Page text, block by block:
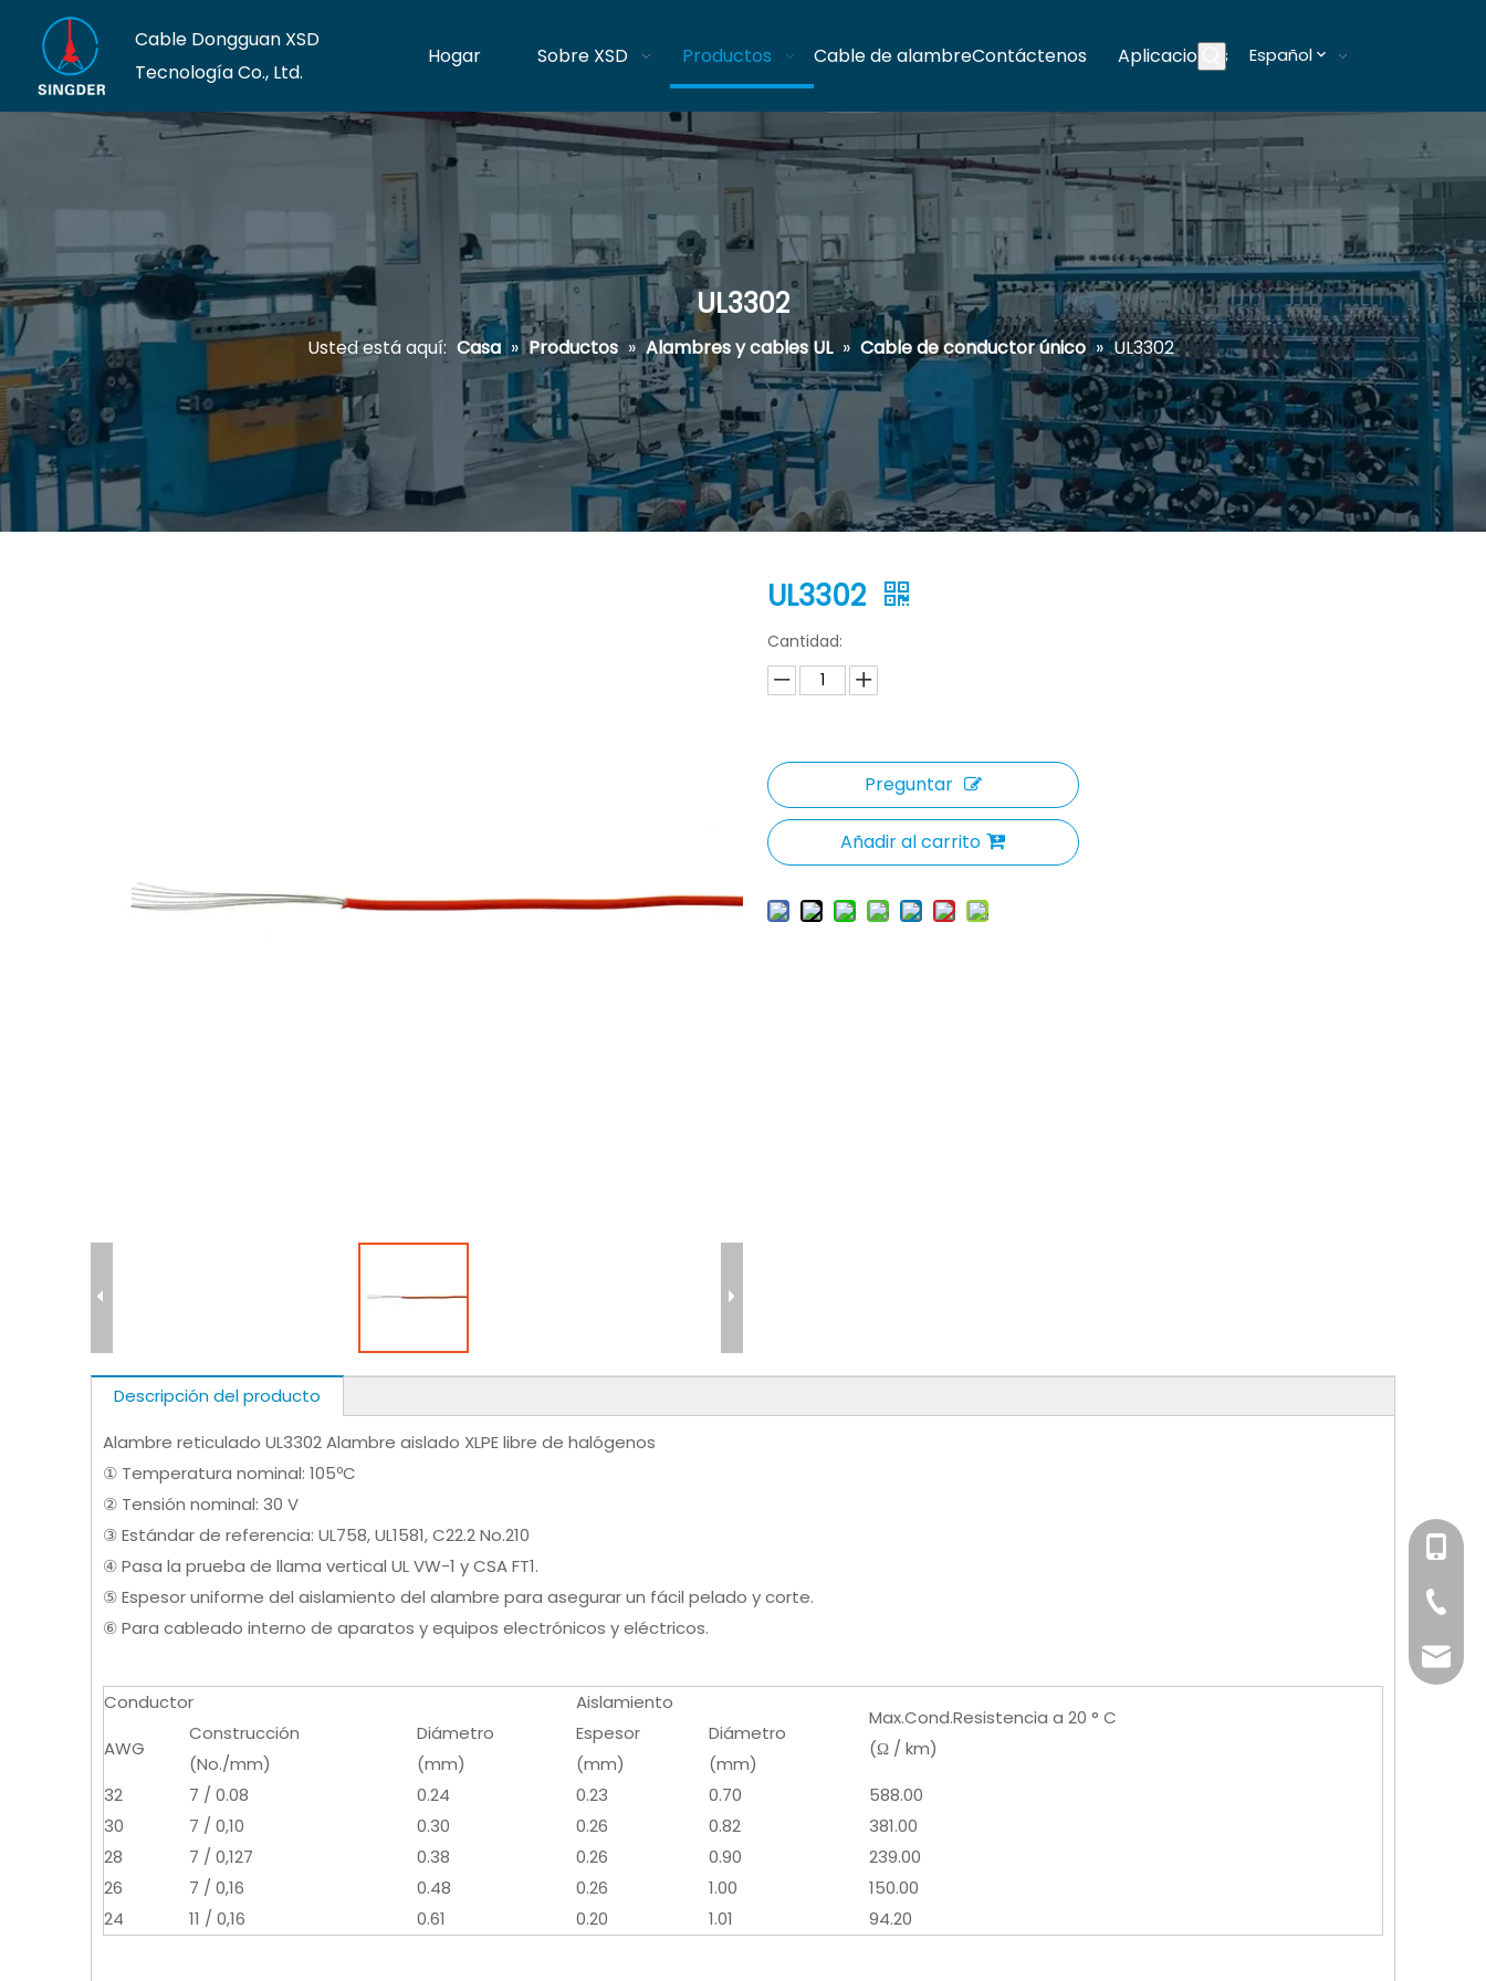
Cable Dongguan XSD
Tecnología Co., Ltd.
Hogar Sobre XSD Productos Cable de alambreContáctenos Aplicaciones Blogs
Español
UL3302
Usted está aquí: Casa » Productos » Alambres y cables UL » Cable de conductor único » UL3302
UL3302
Cantidad:
Preguntar
Añadir al carrito
Descripción del producto
Alambre reticulado UL3302 Alambre aislado XLPE libre de halógenos
① Temperatura nominal: 105ºC
② Tensión nominal: 30 V
③ Estándar de referencia: UL758, UL1581, C22.2 No.210
④ Pasa la prueba de llama vertical UL VW-1 y CSA FT1.
⑤ Espesor uniforme del aislamiento del alambre para asegurar un fácil pelado y corte.
⑥ Para cableado interno de aparatos y equipos electrónicos y eléctricos.
Conductor Aislamiento
Max.Cond.Resistencia a 20 ° C
(Ω / km)
AWG
Construcción
(No./mm)
Diámetro
(mm)
Espesor
(mm)
Diámetro
(mm)
32
7 / 0.08 0.24 0.23 0.70
588.00
30
7 / 0,10 0.30 0.26 0.82
381.00
28
7 / 0,127 0.38 0.26 0.90
239.00
26
7 / 0,16 0.48 0.26 1.00
150.00
24
11 / 0,16 0.61 0.20 1.01 94.20
+86-
+86-